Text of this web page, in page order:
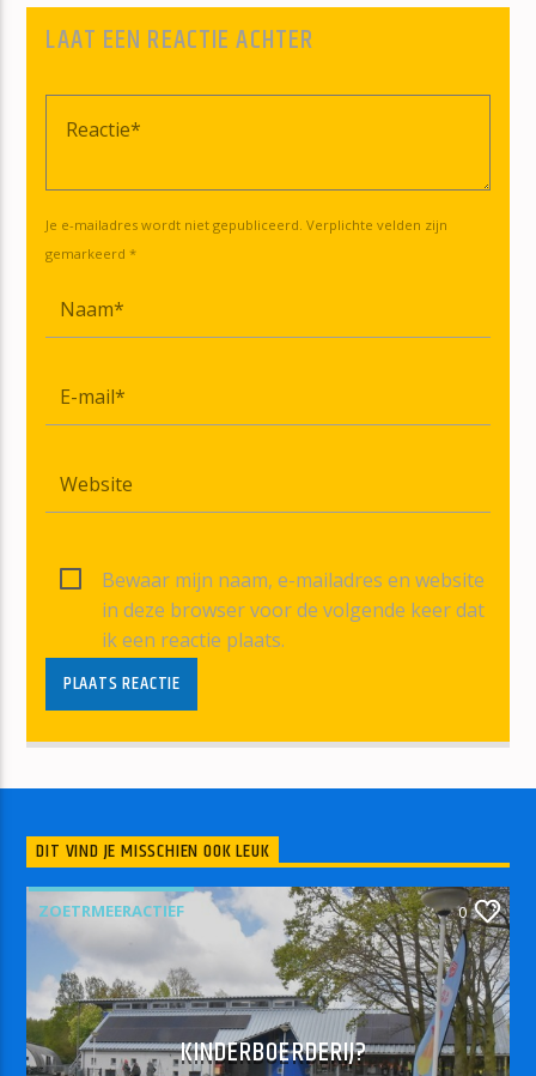
LAAT EEN REACTIE ACHTER
Je e-mailadres wordt niet gepubliceerd. Verplichte velden zijn
gemarkeerd *
Bewaar mijn naam, e-mailadres en website
in deze browser voor de volgende keer dat
ik een reactie plaats.
DIT VIND JE MISSCHIEN OOK LEUK
ZOETRMEERACTIEF 0
KINDERBOERDERIJ?